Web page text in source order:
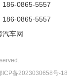
186-0865-5557
186-0865-5557
汽车网
ICP备2023030658号-18